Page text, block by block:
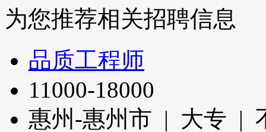
为您推荐相关招聘信息
品质工程师
11000-18000
惠州-惠州市 | 大专 |